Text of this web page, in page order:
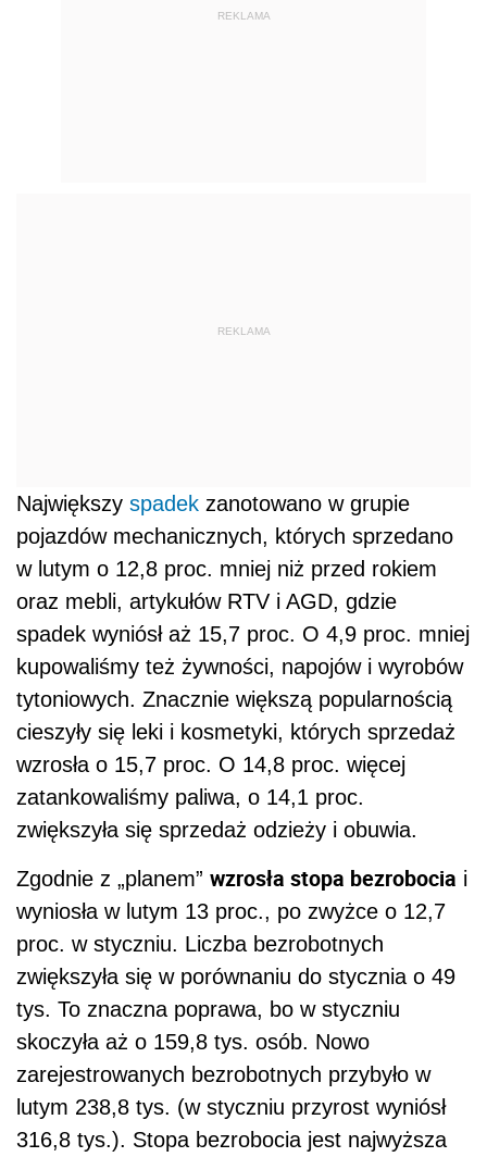
REKLAMA
REKLAMA
Największy spadek zanotowano w grupie
pojazdów mechanicznych, których sprzedano
w lutym o 12,8 proc. mniej niż przed rokiem
oraz mebli, artykułów RTV i AGD, gdzie
spadek wyniósł aż 15,7 proc. O 4,9 proc. mniej
kupowaliśmy też żywności, napojów i wyrobów
tytoniowych. Znacznie większą popularnością
cieszyły się leki i kosmetyki, których sprzedaż
wzrosła o 15,7 proc. O 14,8 proc. więcej
zatankowaliśmy paliwa, o 14,1 proc.
zwiększyła się sprzedaż odzieży i obuwia.
Zgodnie z „planem” wzrosła stopa bezrobocia i
wyniosła w lutym 13 proc., po zwyżce o 12,7
proc. w styczniu. Liczba bezrobotnych
zwiększyła się w porównaniu do stycznia o 49
tys. To znaczna poprawa, bo w styczniu
skoczyła aż o 159,8 tys. osób. Nowo
zarejestrowanych bezrobotnych przybyło w
lutym 238,8 tys. (w styczniu przyrost wyniósł
316,8 tys.). Stopa bezrobocia jest najwyższa